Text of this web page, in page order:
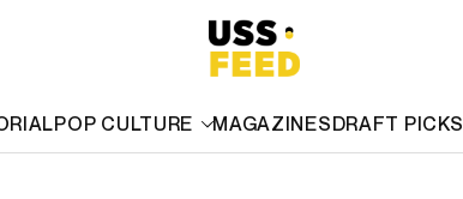
POP CULTURE MAGAZINESDRAFT PICKS